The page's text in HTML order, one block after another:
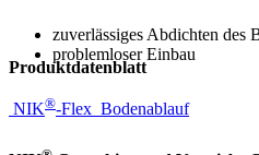
zuverlässiges Abdichten des
problemloser Einbau
Produktdatenblatt
NIK®-Flex_Bodenablauf